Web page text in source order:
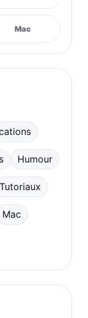
Mac
Humour
Tutoriaux
Mac